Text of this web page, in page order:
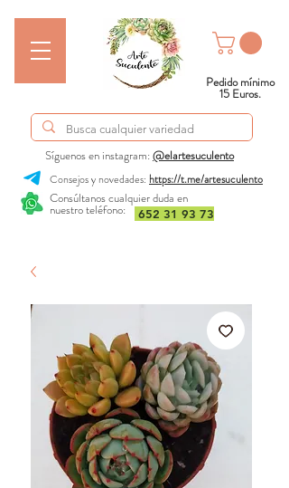
Consúltanos cualquier duda en
nuestro teléfono:
Síguenos en instagram:@elartesuculento
652 31 93 73
Consejos y novedades: https://t.me/artesuculento
Pedido mínimo
15 Euros.